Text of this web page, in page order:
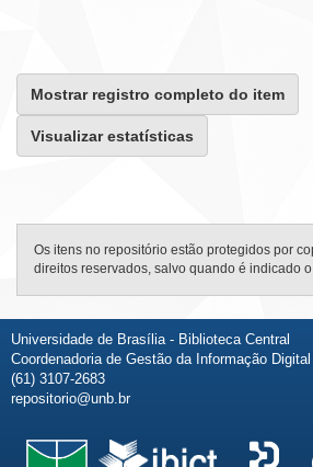
Mostrar registro completo do item
Visualizar estatísticas
Os itens no repositório estão protegidos por
direitos reservados, salvo quando é indicado
Universidade de Brasília - Biblioteca Central
Coordenadoria de Gestão da Informação
(61) 3107-2683
repositorio@unb.br